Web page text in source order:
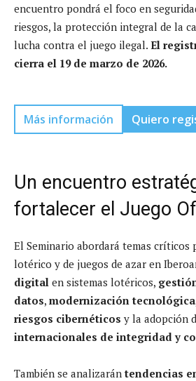
encuentro pondrá el foco en
riesgos, la protección integral de la
lucha contra el juego ilegal. El
cierra el 19 de marzo de 2026.
Más información Quiero
Un encuentro
fortalecer el Juego
El Seminario abordará temas críticos
lotérico y de juegos de azar en
digital en sistemas lotéricos,
datos, modernización tecnológica
riesgos cibernéticos y la adopción
internacionales de integridad y
También se analizarántendencias